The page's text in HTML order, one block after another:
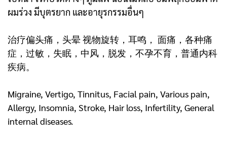
ผมร่วง มีบุตรยาก และอายุรกรรมอื่นๆ
治疗偏头痛，头晕 视物旋转，耳鸣， 面痛，各种痛
症，过敏，失眠，中风，脱发，不孕不育，普通内科
疾病。
Migraine, Vertigo, Tinnitus, Facial pain, Various pain,
Allergy, Insomnia, Stroke, Hair loss, Infertility, General
internal diseases.